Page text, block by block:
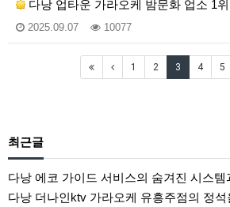
다낭 업타운 가라오케 밤문화 업소 1위
2025.09.07 10077
1 2 3 4 5
최근글
다낭 에코 가이드 서비스의 숨겨진 시스템과 다채로운
다낭 더나인ktv 가라오케 유흥주점의 정석을 찾